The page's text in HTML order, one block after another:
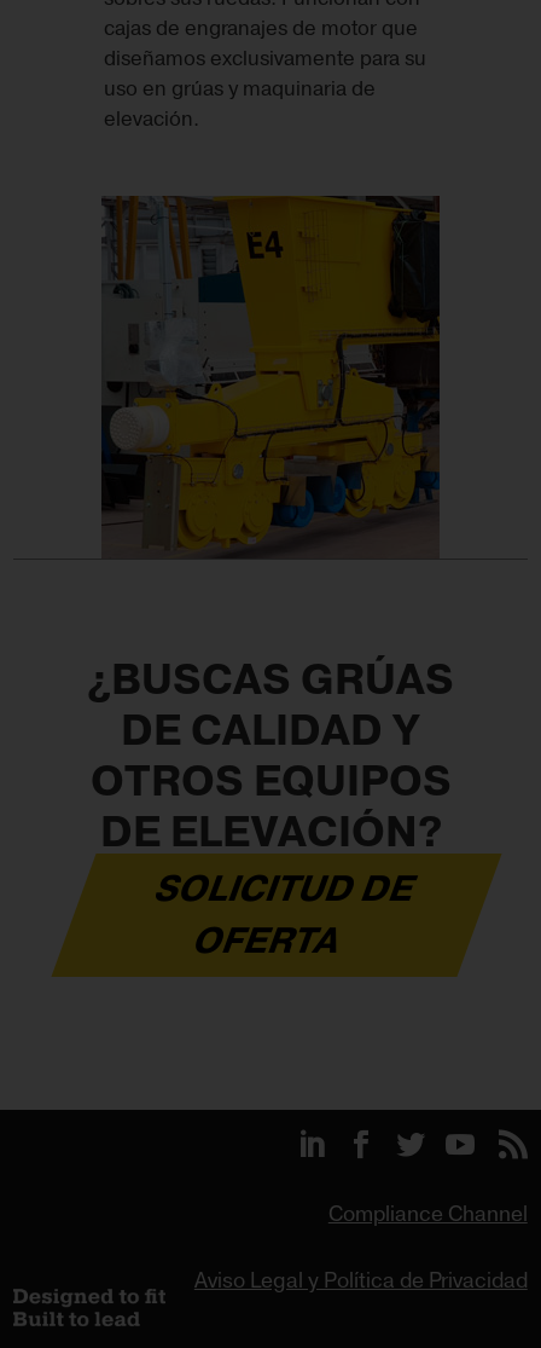
cajas de engranajes de motor que
diseñamos exclusivamente para su
uso en grúas y maquinaria de
elevación.
¿BUSCAS GRÚAS
DE CALIDAD Y
OTROS EQUIPOS
DE ELEVACIÓN?
SOLICITUD DE
OFERTA
Compliance Channel
Aviso Legal y Política de Privacidad